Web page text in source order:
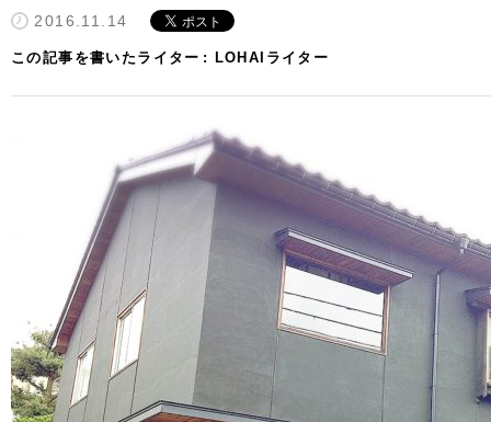
2016.11.14
この記事を書いたライター LOHAIライター